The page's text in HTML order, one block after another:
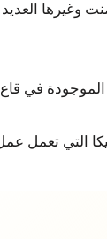
وغيرها
الموجودة في
التي تعمل